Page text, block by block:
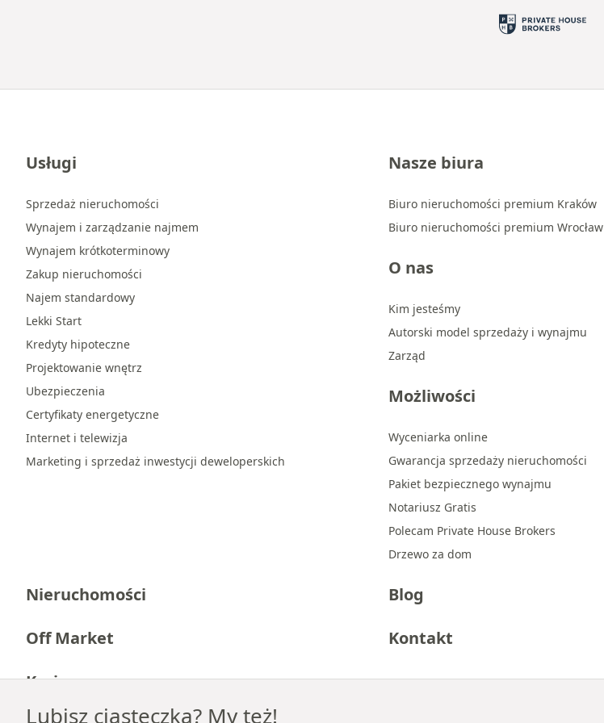
Usługi
Sprzedaż nieruchomości
Wynajem i zarządzanie najmem
Wynajem krótkoterminowy
Zakup nieruchomości
Najem standardowy
Lekki Start
Kredyty hipoteczne
Projektowanie wnętrz
Ubezpieczenia
Certyfikaty energetyczne
Internet i telewizja
Marketing i sprzedaż inwestycji deweloperskich
Nasze biura
Biuro nieruchomości premium Kraków
Biuro nieruchomości premium Wrocław
O nas
Kim jesteśmy
Autorski model sprzedaży i wynajmu
Zarząd
Możliwości
Wyceniarka online
Gwarancja sprzedaży nieruchomości
Pakiet bezpiecznego wynajmu
Notariusz Gratis
Polecam Private House Brokers
Drzewo za dom
Nieruchomości
Off Market
Kariera
Blog
Kontakt
Lubisz ciasteczka? My też!